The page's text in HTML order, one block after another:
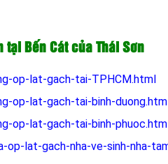
Bến Cát của Thái Sơn
op-lat-gach-tai-TPHCM.html
op-lat-gach-tai-binh-
op-lat-gach-tai-binh-
op-lat-gach-nha-ve-sinh-nha-